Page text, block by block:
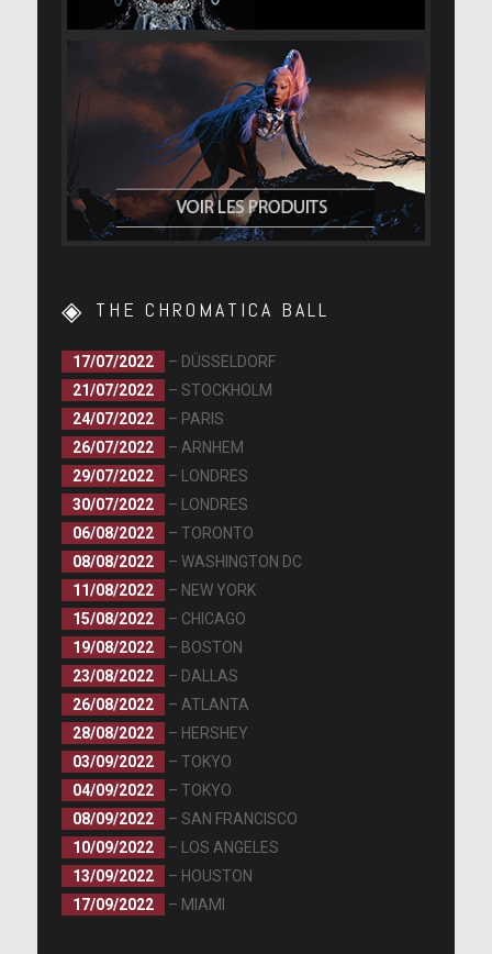
THE CHROMATICA BALL
17/07/2022
– DÜSSELDORF
21/07/2022
– STOCKHOLM
24/07/2022
– PARIS
26/07/2022
– ARNHEM
29/07/2022
– LONDRES
30/07/2022
– LONDRES
06/08/2022
– TORONTO
08/08/2022
– WASHINGTON DC
11/08/2022
– NEW YORK
15/08/2022
– CHICAGO
19/08/2022
– BOSTON
23/08/2022
– DALLAS
26/08/2022
– ATLANTA
28/08/2022
– HERSHEY
03/09/2022
– TOKYO
04/09/2022
– TOKYO
08/09/2022
– SAN FRANCISCO
10/09/2022
– LOS ANGELES
13/09/2022
– HOUSTON
17/09/2022
– MIAMI